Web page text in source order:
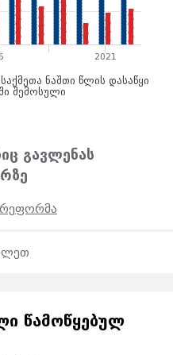
ნაშთი წლის დასაწყისში
შემოსული
2021
გავლენას
რეფორმა
ᲬᲐᲛᲝᲬᲧᲔᲑᲣᲚ